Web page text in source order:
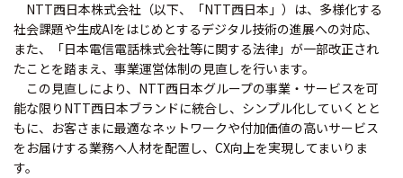
NTT西日本株式会社（以下、「NTT西日本」）は、多様化する
社会課題や生成AIをはじめとするデジタル技術の進展への対応、
また、「日本電信電話株式会社等に関する法律」が一部改正され
たことを踏まえ、事業運営体制の見直しを行います。
この見直しにより、NTT西日本グループの事業・サービスを可
能な限りNTT西日本ブランドに統合し、シンプル化していくとと
もに、お客さまに最適なネットワークや付加価値の高いサービス
をお届けする業務へ人材を配置し、CX向上を実現してまいりま
す。